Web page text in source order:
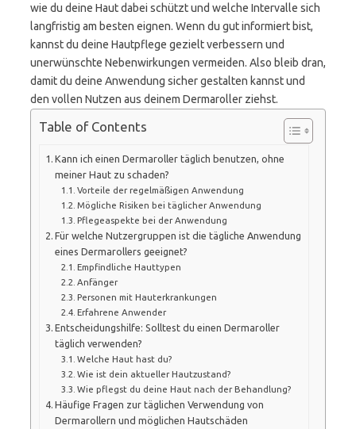
wie du deine Haut dabei schützt und welche Intervalle sich
langfristig am besten eignen. Wenn du gut informiert bist,
kannst du deine Hautpflege gezielt verbessern und
unerwünschte Nebenwirkungen vermeiden. Also bleib dran,
damit du deine Anwendung sicher gestalten kannst und
den vollen Nutzen aus deinem Dermaroller ziehst.
Table of Contents
Kann ich einen Dermaroller täglich benutzen, ohne
meiner Haut zu schaden?
Vorteile der regelmäßigen Anwendung
Mögliche Risiken bei täglicher Anwendung
Pflegeaspekte bei der Anwendung
Für welche Nutzergruppen ist die tägliche Anwendung
eines Dermarollers geeignet?
Empfindliche Hauttypen
Anfänger
Personen mit Hauterkrankungen
Erfahrene Anwender
Entscheidungshilfe: Solltest du einen Dermaroller
täglich verwenden?
Welche Haut hast du?
Wie ist dein aktueller Hautzustand?
Wie pflegst du deine Haut nach der Behandlung?
Häufige Fragen zur täglichen Verwendung von
Dermarollern und möglichen Hautschäden